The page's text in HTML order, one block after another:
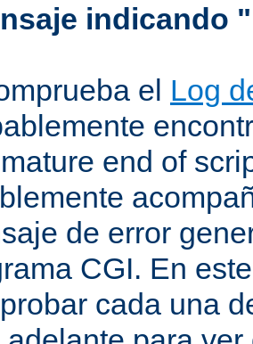
indicando
el Log
end of
de error
CGI. En
cada una